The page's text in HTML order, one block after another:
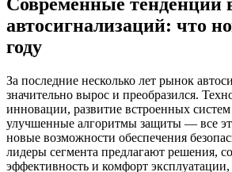
автосигнализаций: что
году
За последние несколько лет рынок
значительно вырос и преобразился.
инновации, развитие встроенных
улучшенные алгоритмы защиты — все
новые возможности обеспечения
лидеры сегмента предлагают решения,
эффективность и комфорт эксплуатации,